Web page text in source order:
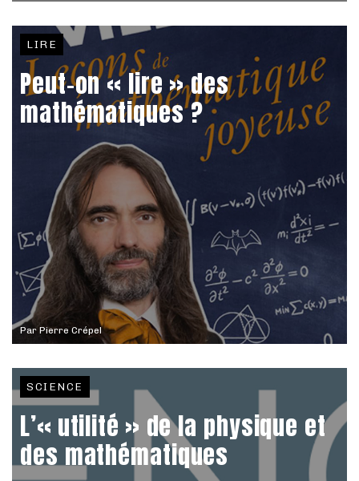
ParPierre Crépel
LIRE
Peut-on « lire » des
mathématiques ?
SCIENCE
L’« utilité » de la physique et
des mathématiques